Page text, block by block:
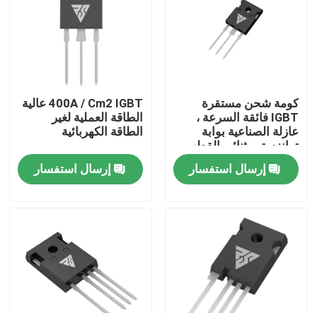
جولة في المعمل
اتصل بنا
أخبار
اطلب اقتباس
موسفيت عالي الطاقة
كربيد السيليكون موسفيت
كومة شحن مستقرة
IGBT فائقة السرعة ،
عازلة الصناعية بوابة
ترانزستور ثنائي القطب
إرسال استفسار
400A / Cm2 IGBT عالية
الطاقة العملية لغير
الطاقة الكهربائية
إرسال استفسار